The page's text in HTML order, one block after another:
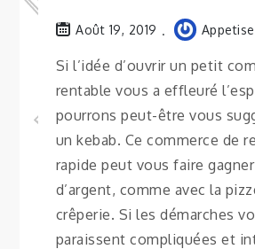
Août 19, 2019 Appetise
Si l’idée d’ouvrir un petit
rentable vous a effleuré
pourrons peut-être vous
un kebab. Ce commerce de
rapide peut vous faire
d’argent, comme avec la
crêperie. Si les démarches
paraissent compliquées et